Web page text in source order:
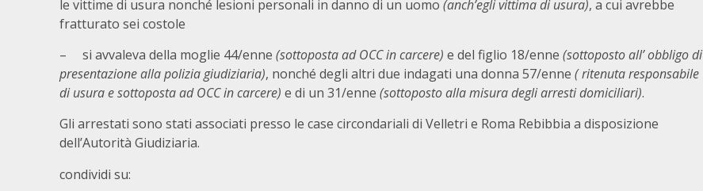
le vittime di usura nonché lesioni personali in danno di un uomo (anch’egli vittima di usura), a cui avrebbe
fratturato sei costole
– si avvaleva della moglie 44/enne (sottoposta ad OCC in carcere) e del figlio 18/enne (sottoposto all’ obbligo di
presentazione alla polizia giudiziaria), nonché degli altri due indagati una donna 57/enne ( ritenuta responsabile
di usura e sottoposta ad OCC in carcere) e di un 31/enne (sottoposto alla misura degli arresti domiciliari).
Gli arrestati sono stati associati presso le case circondariali di Velletri e Roma Rebibbia a disposizione
dell’Autorità Giudiziaria.
condividi su: